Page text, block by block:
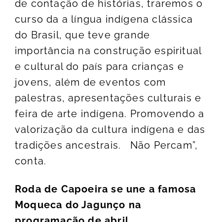
de contação de histórias, traremos o
curso da a língua indígena clássica
do Brasil, que teve grande
importância na construção espiritual
e cultural do país para crianças e
jovens, além de eventos com
palestras, apresentações culturais e
feira de arte indígena. Promovendo a
valorização da cultura indígena e das
tradições ancestrais. Não Percam”,
conta.
Roda de Capoeira se une a famosa
Moqueca do Jagunço na